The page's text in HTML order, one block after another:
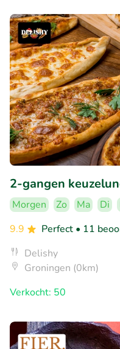
2-gangen
Morgen Zo Ma Di
9.9
Perfect • 11
Delishy
Groningen (0km)
Verkocht: 50